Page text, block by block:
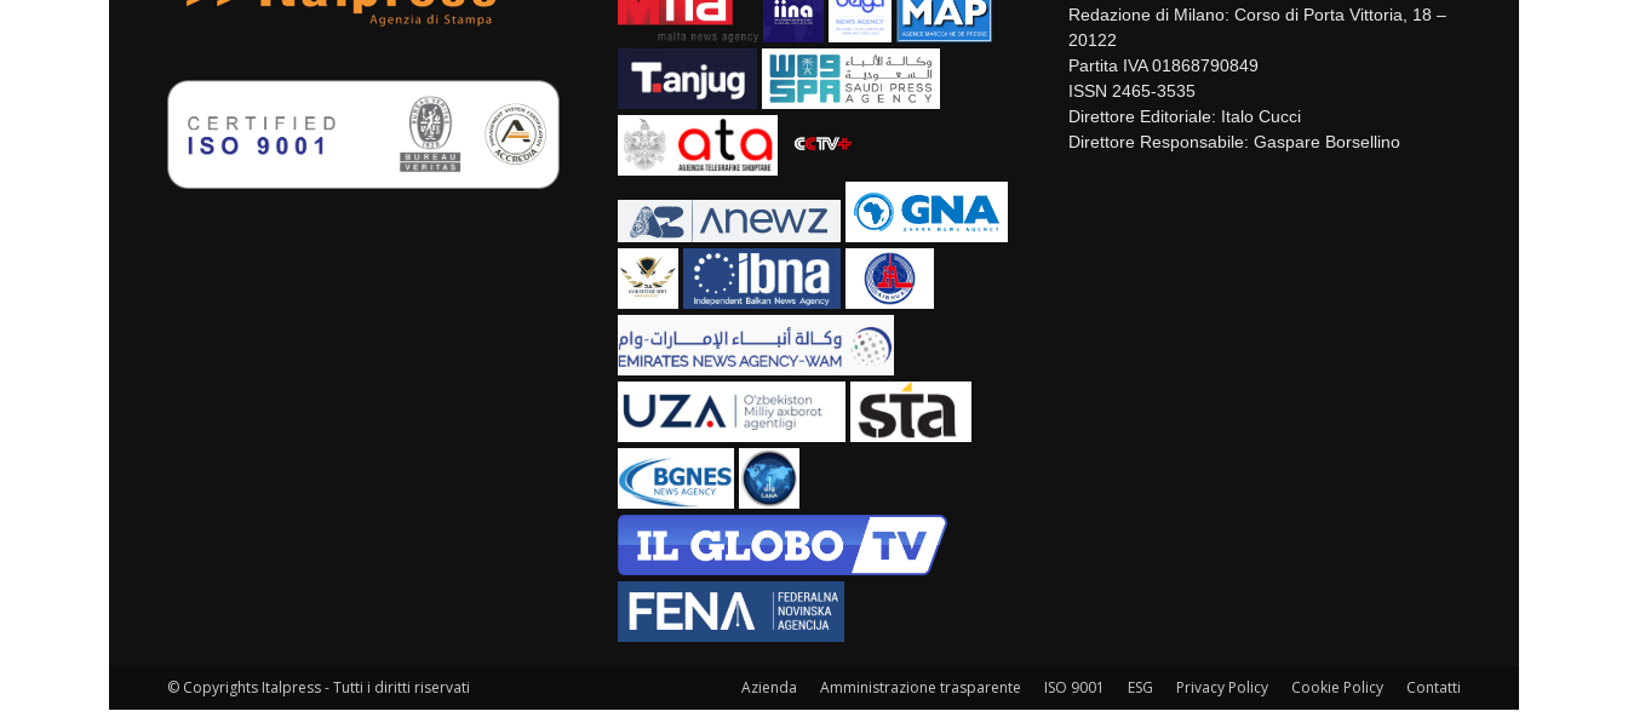
Redazione di Milano: Corso di Porta Vittoria, 18 –
20122
Partita IVA 01868790849
ISSN 2465-3535
Direttore Editoriale: Italo Cucci
Direttore Responsabile: Gaspare Borsellino
Azienda Amministrazione trasparente ISO 9001 ESG Privacy Policy Cookie Policy Contatti
© Copyrights Italpress - Tutti i diritti riservati